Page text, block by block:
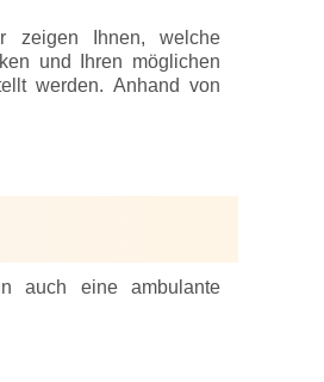
zeigen Ihnen, welche
und Ihren möglichen
werden. Anhand von
auch eine ambulante